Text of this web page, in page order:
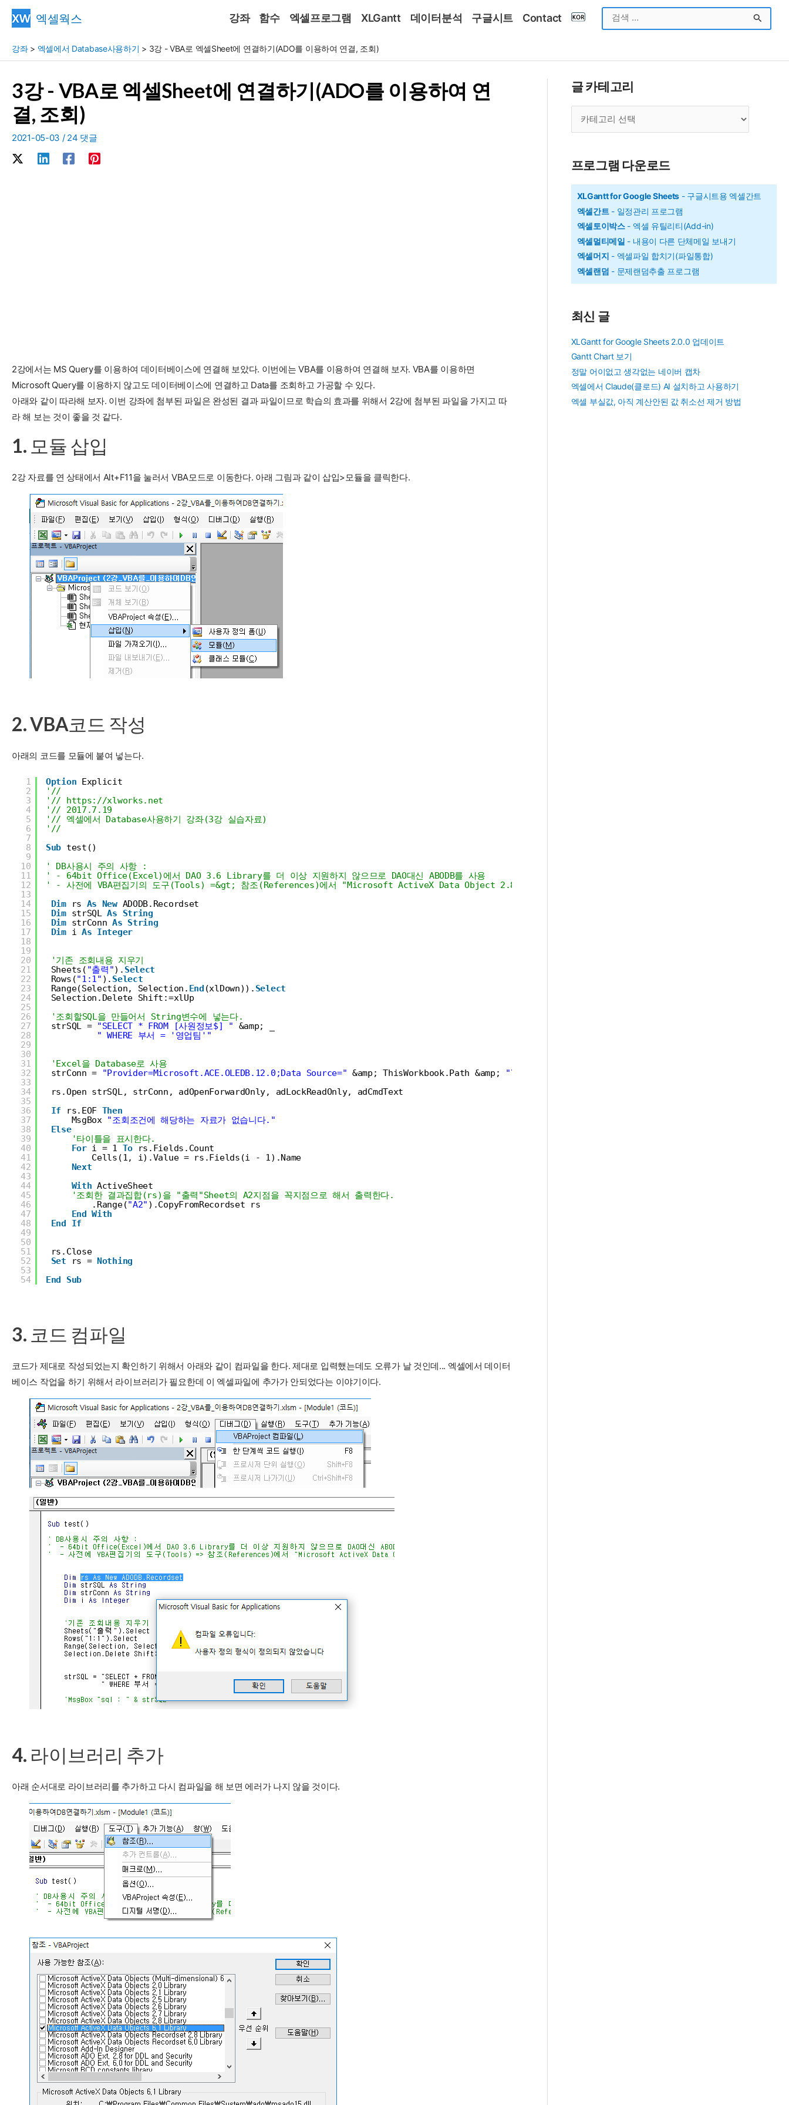
엑셀웍스 강좌 함수 엑셀프로그램 XLGantt 데이터분석 구글시트 Contact
색
상
강좌> 엑셀에서 Database사용하기 > 3강 - VBA로 엑셀Sheet에 연결하기(ADO를 이용하여 연결, 조회)
3강 - VBA로 엑셀Sheet에 연결하기(ADO를 이용하여 연
결, 조회)
2021-05-03 / 24 댓글
2강에서는 MS Query를 이용하여 데이터베이스에 연결해 보았다. 이번에는 VBA를 이용하여 연결해 보자. VBA를 이용하면
Microsoft Query를 이용하지 않고도 데이터베이스에 연결하고 Data를 조회하고 가공할 수 있다.
아래와 같이 따라해 보자. 이번 강좌에 첨부된 파일은 완성된 결과 파일이므로 학습의 효과를 위해서 2강에 첨부된 파일을 가지고 따
라 해 보는 것이 좋을 것 같다.
1. 모듈 삽입
2강 자료를 연 상태에서 Alt+F11을 눌러서 VBA모드로 이동한다. 아래 그림과 같이 삽입>모듈을 클릭한다.
2. VBA코드 작성
아래의 코드를 모듈에 붙여 넣는다.
1
2
3
4
5
6
7
8
9
10
11
12
13
14
15
16
17
18
19
20
21
22
23
24
25
26
27
28
29
30
31
32
33
34
35
36
37
38
39
40
41
42
43
44
45
46
47
48
49
50
51
52
53
54
Option Explicit
'//
'// https://xlworks.net
'// 2017.7.19
'// 엑셀에서 Database사용하기 강좌(3강 실습자료)
'//
Sub test()
' DB사용시 주의 사항 :
' - 64bit Office(Excel)에서 DAO 3.6 Library를 더 이상 지원하지 않으므로 DAO대신 ABODB를 사용
' - 사전에 VBA편집기의 도구(Tools) =&gt; 참조(References)에서 "Microsoft ActiveX Data Object 2.8 Library" 선택
Dim
rs As New ADODB.Recordset
Dim strSQL As
String
Dim strConn As String
Dim i As Integer
'기존 조회내용 지우기
Sheets( "출력"). Select
Rows("1:1" ). Select
Range(Selection, Selection. End (xlDown)). Select
Selection.Delete Shift:=xlUp
'조회할SQL을 만들어서 String변수에 넣는다.
strSQL = "SELECT * FROM [사원정보$] "
&amp; _
" WHERE 부서 = '영업팀'"
'Excel을 Database로 사용
strConn =
"Provider=Microsoft.ACE.OLEDB.12.0;Data Source=" &amp; ThisWorkbook.Path &amp; "\" &amp; ActiveWorkbook.Name &amp; "
rs.Open strSQL, strConn, adOpenForwardOnly, adLockReadOnly, adCmdText
If
rs.EOF Then
MsgBox "조회조건에 해당하는 자료가 없습니다."
Else
'타이틀을 표시한다.
For i = 1 To
rs.Fields.Count
Cells(1, i).Value = rs.Fields(i - 1).Name
Next
With ActiveSheet
'조회한 결과집합(rs)을 "출력"Sheet의 A2지점을 꼭지점으로 해서 출력한다.
.Range("A2" ).CopyFromRecordset rs
End With
End
If
rs.Close
Set
rs = Nothing
End
Sub
3. 코드 컴파일
코드가 제대로 작성되었는지 확인하기 위해서 아래와 같이 컴파일을 한다. 제대로 입력했는데도 오류가 날 것인데... 엑셀에서 데이터
베이스 작업을 하기 위해서 라이브러리가 필요한데 이 엑셀파일에 추가가 안되었다는 이야기이다.
4. 라이브러리 추가
아래 순서대로 라이브러리를 추가하고 다시 컴파일을 해 보면 에러가 나지 않을 것이다.
글 카테고리
리
프로그램 다운로드
XLGantt for Google Sheets - 구글시트용 엑셀간트
엑셀간트- 일정관리 프로그램
엑셀토이박스- 엑셀 유틸리티(Add-in)
엑셀멀티메일 - 내용이 다른 단체메일 보내기
엑셀머지 - 엑셀파일 합치기(파일통합)
엑셀랜덤 - 문제랜덤추출 프로그램
최신 글
XLGantt for Google Sheets 2.0.0 업데이트
Gantt Chart 보기
정말 어이없고 생각없는 네이버 캡차
엑셀에서 Claude(클로드) AI 설치하고 사용하기
엑셀 부실값, 아직 계산안된 값 취소선 제거 방법